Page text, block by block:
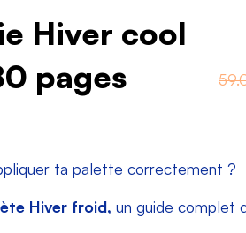
Hiver cool
pages
ta palette correctement ?
Hiver froid, un guide complet